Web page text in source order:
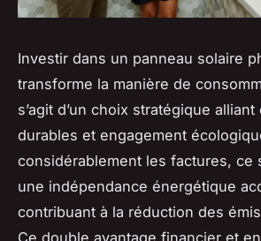
Investir dans un panneau solaire
transforme la manière de
s’agit d’un choix stratégique
durables et engagement
considérablement les factures, ce
une indépendance énergétique
contribuant à la réduction des
Ce double avantage financier et